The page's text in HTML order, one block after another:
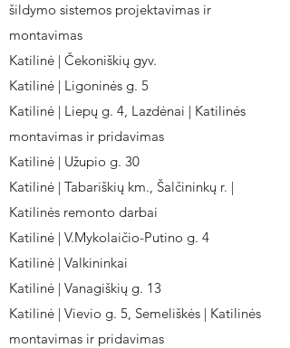
šildymo sistemos projektavimas ir
montavimas
Katilinė | Čekoniškių gyv.
Katilinė | Ligoninės g. 5
Katilinė | Liepų g. 4, Lazdėnai | Katilinės
montavimas ir pridavimas
Katilinė | Užupio g. 30
Katilinė | Tabariškių km., Šalčininkų r. |
Katilinės remonto darbai
Katilinė | V.Mykolaičio-Putino g. 4
Katilinė | Valkininkai
Katilinė | Vanagiškių g. 13
Katilinė | Vievio g. 5, Semeliškės | Katilinės
montavimas ir pridavimas